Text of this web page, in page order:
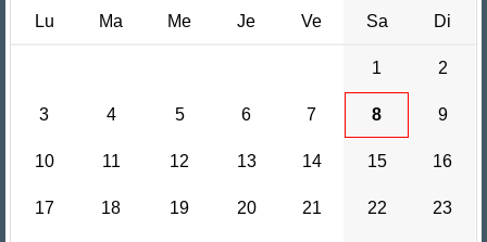
Lu Ma Me Je Ve Sa Di
1 2
3 4 5 6 7 8 9
10 11 12 13 14 15 16
17 18 19 20 21 22 23